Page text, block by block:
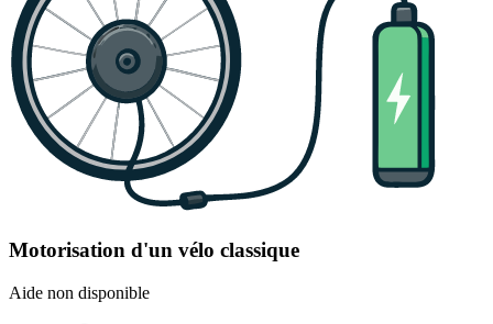
Motorisation d'un vélo classique
Aide non disponible